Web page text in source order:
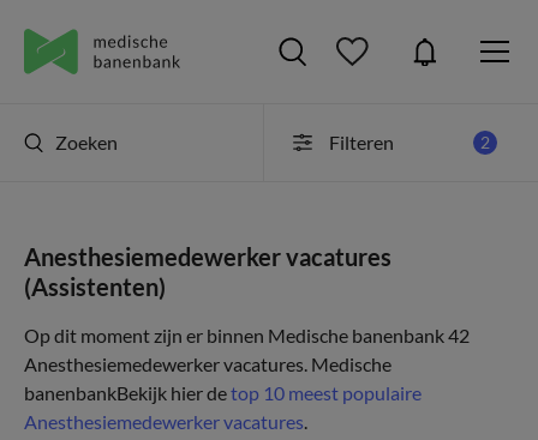
Zoeken Filteren 2
Anesthesiemedewerker vacatures
(Assistenten)
Op dit moment zijn er binnen Medische banenbank 42
Anesthesiemedewerker vacatures. Medische
banenbankBekijk hier detop 10 meest populaire
Anesthesiemedewerker vacatures.